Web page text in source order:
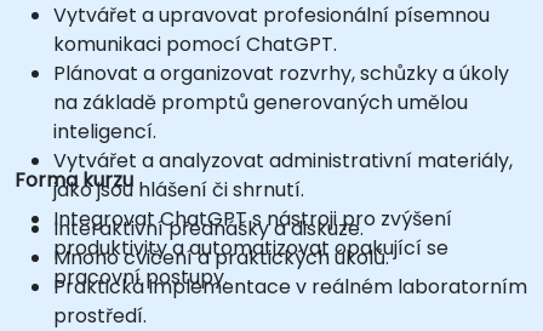
Vytvářet a upravovat profesionální písemnou
komunikaci pomocí ChatGPT.
Plánovat a organizovat rozvrhy, schůzky a úkoly
na základě promptů generovaných umělou
inteligencí.
Vytvářet a analyzovat administrativní materiály,
jako jsou hlášení či shrnutí.
Integrovat ChatGPT s nástroji pro zvýšení
produktivity a automatizovat opakující se
pracovní postupy.
Forma kurzu
Interaktivní přednášky a diskuze.
Mnoho cvičení a praktických úkolů.
Praktická implementace v reálném laboratorním
prostředí.